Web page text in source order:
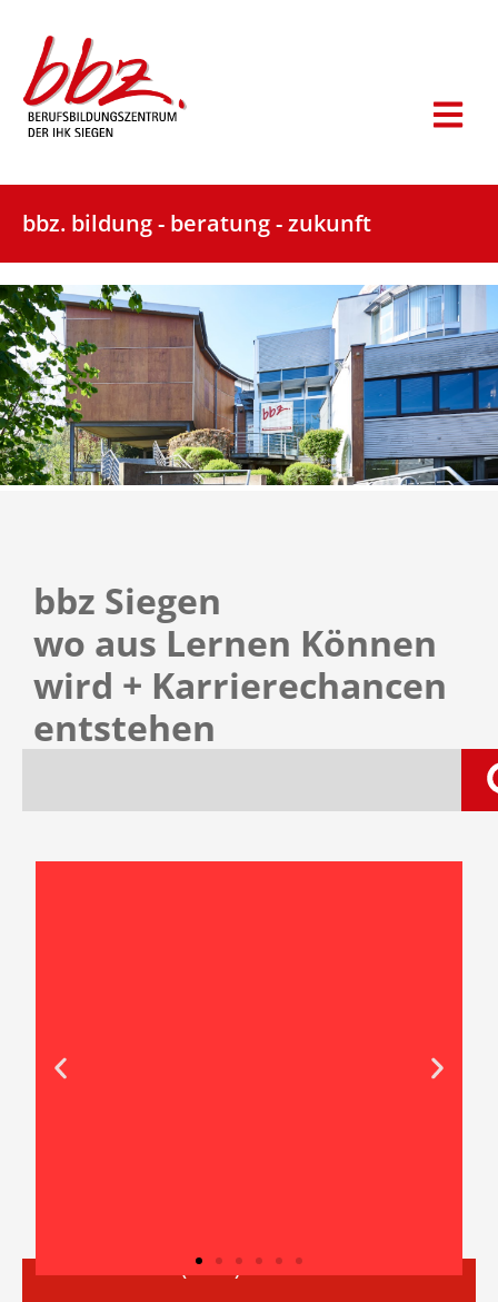
bbz. bildung - beratung - zukunft
bbz Siegen
wo aus Lernen Können
wird + Karrierechancen
entstehen
Ausbilderschein (AEVO)